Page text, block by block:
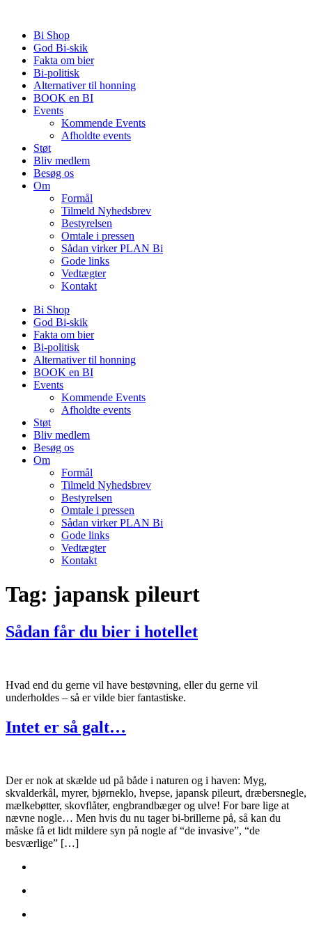
indholdBi Shop
God Bi-skik
Fakta om bier
Bi-politisk
Alternativer til honning
BOOK en BI
Events
Kommende Events
Afholdte events
Støt
Bliv medlem
Besøg os
Om
Formål
Tilmeld Nyhedsbrev
Bestyrelsen
Omtale i pressen
Sådan virker PLAN Bi
Gode links
Vedtægter
Kontakt
Bi Shop
God Bi-skik
Fakta om bier
Bi-politisk
Alternativer til honning
BOOK en BI
Events
Kommende Events
Afholdte events
Støt
Bliv medlem
Besøg os
Om
Formål
Tilmeld Nyhedsbrev
Bestyrelsen
Omtale i pressen
Sådan virker PLAN Bi
Gode links
Vedtægter
Kontakt
Tag: japansk pileurt
Sådan får du bier i hotellet
Hvad end du gerne vil have bestøvning, eller du gerne vil
underholdes – så er vilde bier fantastiske.
Intet er så galt…
Der er nok at skælde ud på både i naturen og i haven: Myg,
skvalderkål, myrer, bjørneklo, hvepse, japansk pileurt, dræbersnegle,
mælkebøtter, skovflåter, engbrandbæger og ulve! For bare lige at
nævne nogle… Men hvis du nu tager bi-brillerne på, så kan du
måske få et lidt mildere syn på nogle af “de invasive”, “de
besværlige” […]